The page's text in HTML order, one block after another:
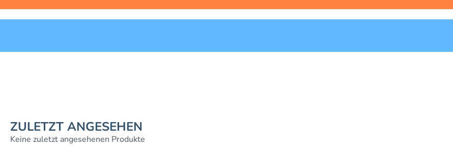
ZULETZT ANGESEHEN
Keine zuletzt angesehenen Produkte